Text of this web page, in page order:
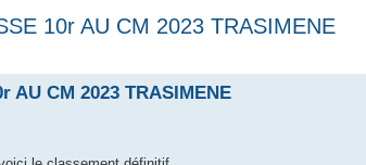
10r AU CM 2023 TRASIMENE
AU CM 2023 TRASIMENE